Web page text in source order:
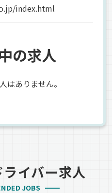
index.html
の求人
はありません。
イバー求人
JOBS